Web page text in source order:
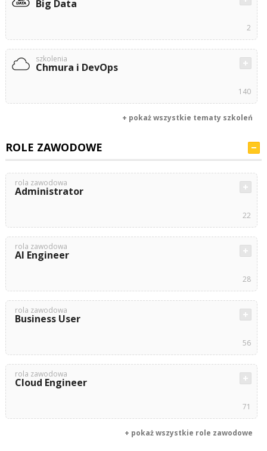
Big Data
2
szkolenia
Chmura i DevOps
140
+ pokaż wszystkie tematy szkoleń
ROLE ZAWODOWE
rola zawodowa
Administrator
22
rola zawodowa
AI Engineer
28
rola zawodowa
Business User
56
rola zawodowa
Cloud Engineer
71
+ pokaż wszystkie role zawodowe